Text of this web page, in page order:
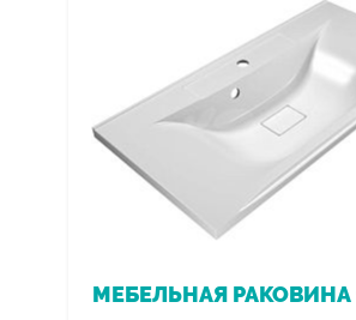
МЕБЕЛЬНАЯ РАКОВИНА